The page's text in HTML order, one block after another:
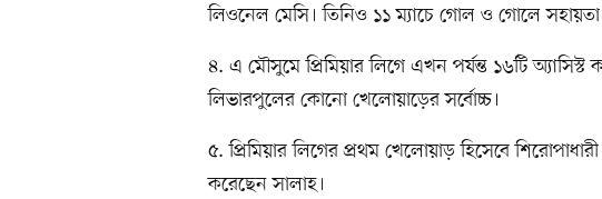
লিওনেল মেসি। তিনিও ১১ ম্যাচে গোল ও গোলে
৪. এ মৌসুমে প্রিমিয়ার লিগে এখন পর্যন্ত ১৬টি অ্যাসিস্ট
লিভারপুলের কোনো খেলোয়াড়ের সর্বোচ্চ।
৫. প্রিমিয়ার লিগের প্রথম খেলোয়াড় হিসেবে
করেছেন সালাহ।